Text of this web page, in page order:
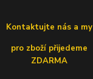
Kontaktujte nás a my
pro zboží přijedeme
ZDARMA